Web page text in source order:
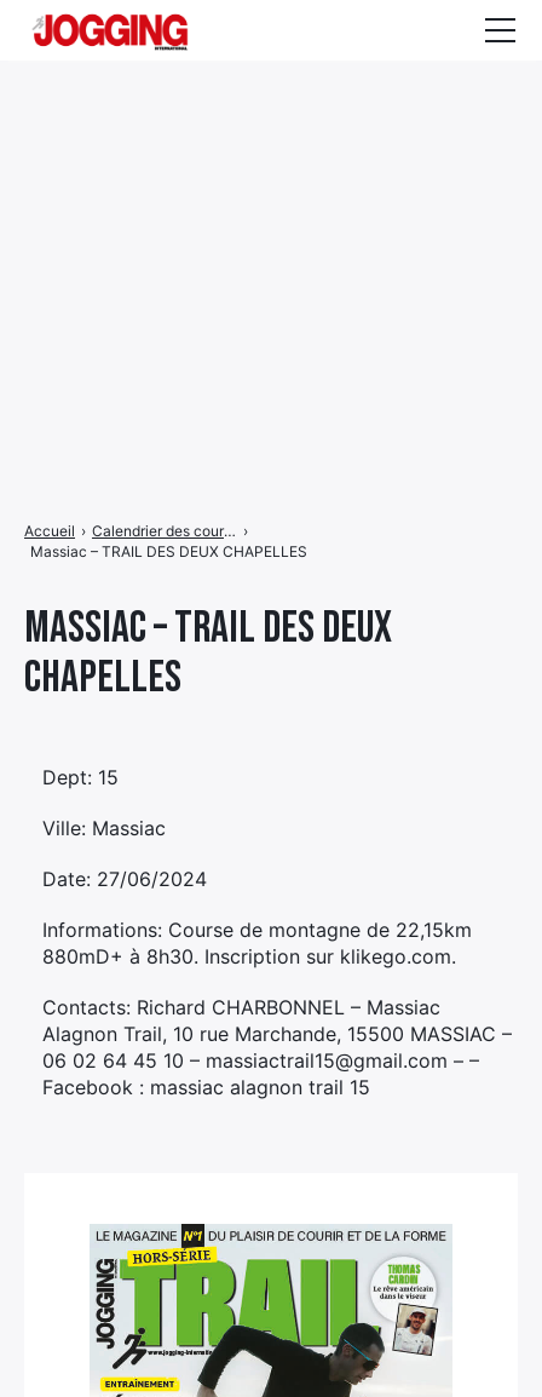
Massiac – TRAIL DES DEUX
CHAPELLES
Accueil › Calendrier des courses ›
Massiac – TRAIL DES DEUX CHAPELLES
Dept: 15
Ville: Massiac
Date: 27/06/2024
Informations: Course de montagne de 22,15km
880mD+ à 8h30. Inscription sur klikego.com.
Contacts: Richard CHARBONNEL – Massiac
Alagnon Trail, 10 rue Marchande, 15500 MASSIAC –
06 02 64 45 10 – massiactrail15@gmail.com – –
Facebook : massiac alagnon trail 15
de
menu
Élément
de
Élément
de